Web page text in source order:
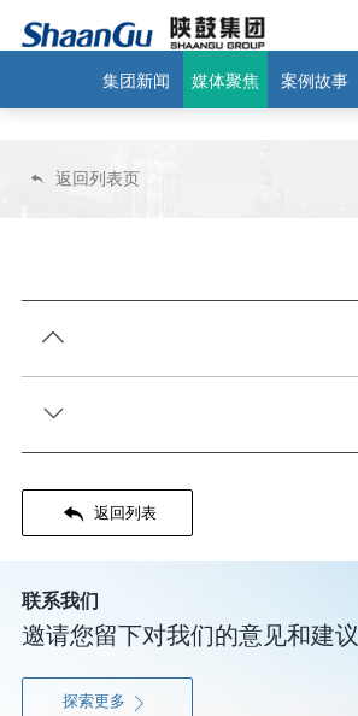
集团新闻 媒体聚焦 案例故事
 返回列表页


 返回列表
联系我们
邀请您留下对我们的意见和建议
探索更多 